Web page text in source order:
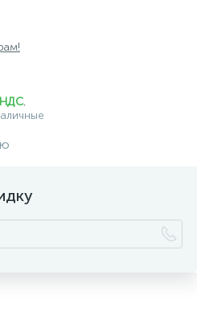
кафе и ресторанов
лестниц
барной стойкой
Light
НДС,